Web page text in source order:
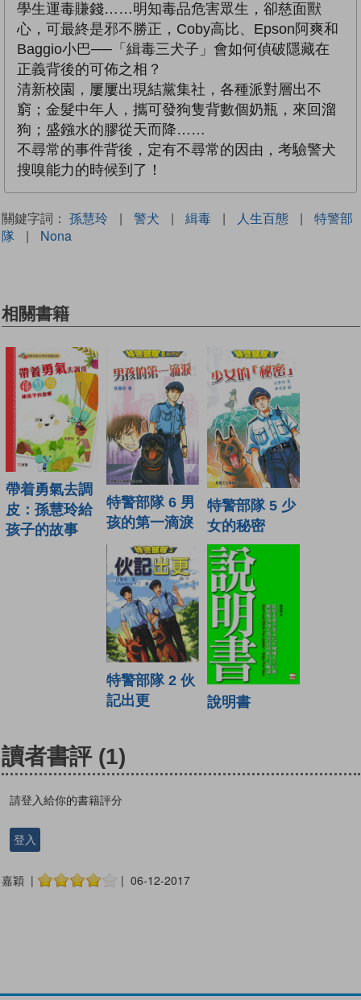
學生運毒賺錢……明知毒品危害眾生，卻慈面獸
心，可最終是邪不勝正，Coby高比、Epson阿爽和
Baggio小巴──「緝毒三犬子」會如何偵破隱藏在
正義背後的可佈之相？
清新校園，屢屢出現結黨集社，各種派對層出不
窮；金髮中年人，攜可發狗隻背數個奶瓶，來回溜
狗；盛鏹水的膠從天而降……
不尋常的事件背後，定有不尋常的因由，考驗警犬
搜嗅能力的時候到了！
關鍵字詞： 孫慧玲 | 警犬 | 緝毒 | 人生百態 |
特警部
隊
| Nona
相關書籍
帶着勇氣去調
皮：孫慧玲給
孩子的故事
特警部隊 6 男
孩的第一滴淚
特警部隊 5 少
女的秘密
特警部隊 2 伙
記出更
說明書
讀者書評 (1)
請登入給你的書籍評分
登入
嘉穎 | | 06-12-2017